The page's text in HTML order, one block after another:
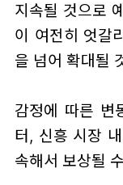
지속될 것으로
이 여전히 엇갈
을 넘어 확대될
감정에 따른 변
터, 신흥 시장
속해서 보상될